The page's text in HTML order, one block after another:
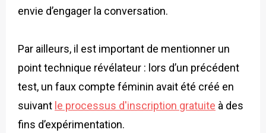
envie d’engager la conversation.
Par ailleurs, il est important de mentionner un
point technique révélateur : lors d’un précédent
test, un faux compte féminin avait été créé en
suivant le processus d'inscription gratuite à des
fins d’expérimentation.